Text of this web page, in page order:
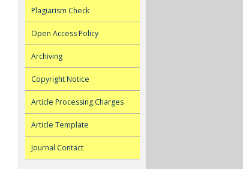
Plagiarism Check
Open Access Policy
Archiving
Copyright Notice
Article Processing Charges
Article Template
Journal Contact